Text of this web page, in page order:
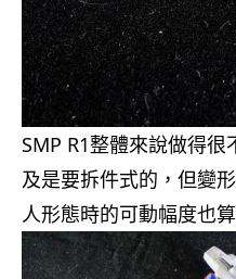
SMP R1整體來說做得
及是要拆件式的，但變
人形態時的可動幅度也